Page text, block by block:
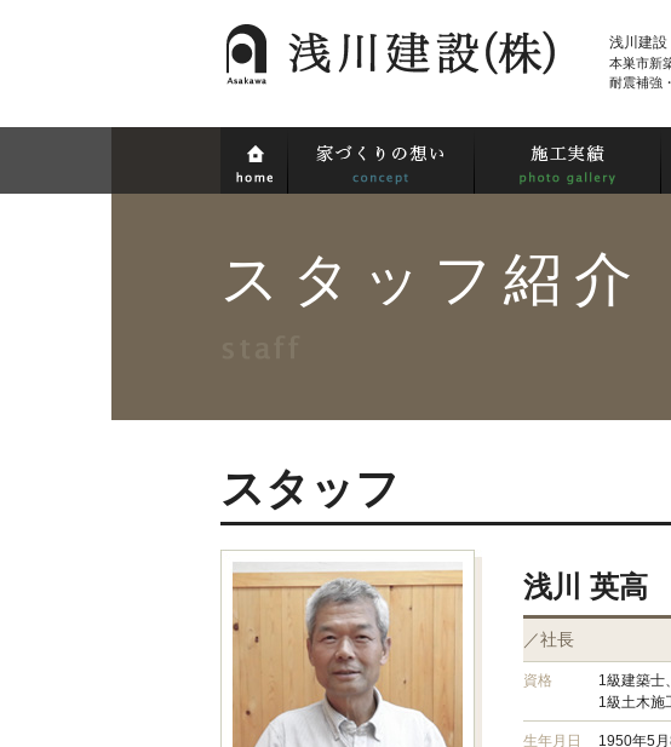
浅川建設
本巣市新
耐震補強
スタッフ紹介
スタッフ
浅川 英高
／社長
資格
1級建築士
1級土木施
生年月日 1950年5月